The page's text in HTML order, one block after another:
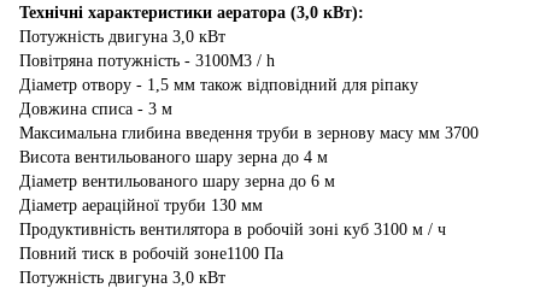
Технічні характеристики аератора (3,0 кВт):
Потужність двигуна 3,0 кВт
Повітряна потужність - 3100M3 / h
Діаметр отвору - 1,5 мм також відповідний для ріпаку
Довжина списа - 3 м
Максимальна глибина введення труби в зернову масу мм 3700
Висота вентильованого шару зерна до 4 м
Діаметр вентильованого шару зерна до 6 м
Діаметр аераційної труби 130 мм
Продуктивність вентилятора в робочій зоні куб 3100 м / ч
Повний тиск в робочій зоне1100 Па
Потужність двигуна 3,0 кВт